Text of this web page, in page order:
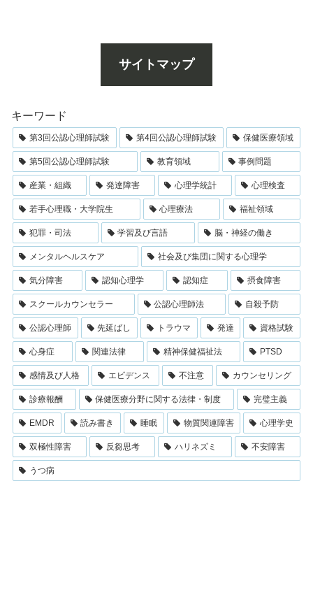
サイトマップ
キーワード
第3回公認心理師試験 第4回公認心理師試験 保健医療領域
第5回公認心理師試験 教育領域 事例問題
産業・組織 発達障害 心理学統計 心理検査
若手心理職・大学院生 心理療法 福祉領域
犯罪・司法 学習及び言語 脳・神経の働き
メンタルヘルスケア 社会及び集団に関する心理学
気分障害 認知心理学 認知症 摂食障害
スクールカウンセラー 公認心理師法 自殺予防
公認心理師 先延ばし トラウマ 発達 資格試験
心身症 関連法律 精神保健福祉法 PTSD
感情及び人格 エビデンス 不注意 カウンセリング
診療報酬 保健医療分野に関する法律・制度 完璧主義
EMDR 読み書き 睡眠 物質関連障害 心理学史
双極性障害 反芻思考 ハリネズミ 不安障害
うつ病